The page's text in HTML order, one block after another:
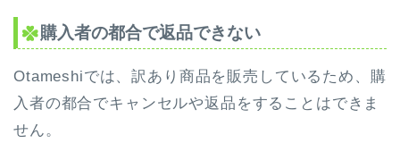
購入者の都合で返品できない
Otameshiでは、訳あり商品を販売しているため、購
入者の都合でキャンセルや返品をすることはできま
せん。